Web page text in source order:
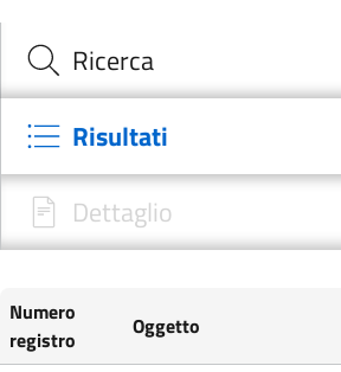
Ricerca
Risultati
Dettaglio
Numero
registro
Oggetto